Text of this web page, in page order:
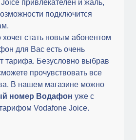
привлекателен и жаль,
подключится
хочет стать новым абонентом
для Вас есть очень
тарифа. Безусловно выбрав
прочувствовать все
В нашем магазине можно
номер Водафон уже с
Vodafone Joice.